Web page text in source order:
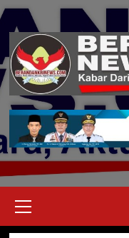
Skip
content
Menu